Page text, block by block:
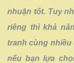
nhuận tốt. Tuy
riêng thì khả
tranh cùng
nếu bạn lựa